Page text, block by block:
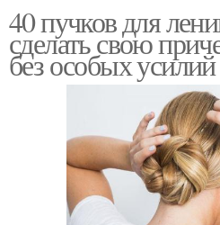
40 пучков для
сделать свою
без особых усилий